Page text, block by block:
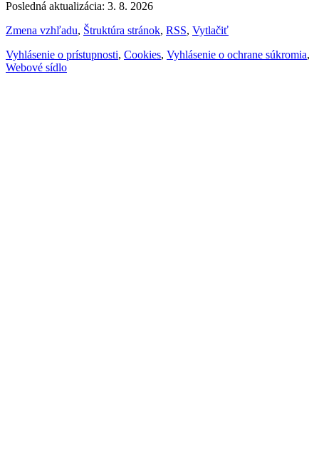
Posledná aktualizácia: 3. 8. 2026
Zmena vzhľadu, Štruktúra stránok, RSS, Vytlačiť
Vyhlásenie o prístupnosti, Cookies, Vyhlásenie o ochrane súkromia,
Webové sídlo